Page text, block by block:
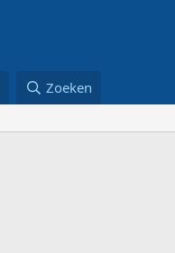
Zoeken